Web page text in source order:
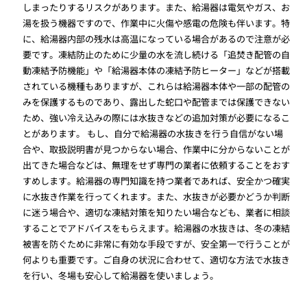
しまったりするリスクがあります。また、給湯器は電気やガス、お
湯を扱う機器ですので、作業中に火傷や感電の危険も伴います。特
に、給湯器内部の残水は高温になっている場合があるので注意が必
要です。凍結防止のために少量の水を流し続ける「追焚き配管の自
動凍結予防機能」や「給湯器本体の凍結予防ヒーター」などが搭載
されている機種もありますが、これらは給湯器本体や一部の配管の
みを保護するものであり、露出した蛇口や配管までは保護できない
ため、強い冷え込みの際には水抜きなどの追加対策が必要になるこ
とがあります。 もし、自分で給湯器の水抜きを行う自信がない場
合や、取扱説明書が見つからない場合、作業中に分からないことが
出てきた場合などは、無理をせず専門の業者に依頼することをおす
すめします。給湯器の専門知識を持つ業者であれば、安全かつ確実
に水抜き作業を行ってくれます。また、水抜きが必要かどうか判断
に迷う場合や、適切な凍結対策を知りたい場合なども、業者に相談
することでアドバイスをもらえます。給湯器の水抜きは、冬の凍結
被害を防ぐために非常に有効な手段ですが、安全第一で行うことが
何よりも重要です。ご自身の状況に合わせて、適切な方法で水抜き
を行い、冬場も安心して給湯器を使いましょう。